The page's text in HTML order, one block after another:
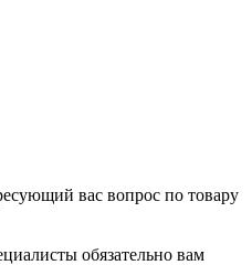
вас вопрос по товару
обязательно вам